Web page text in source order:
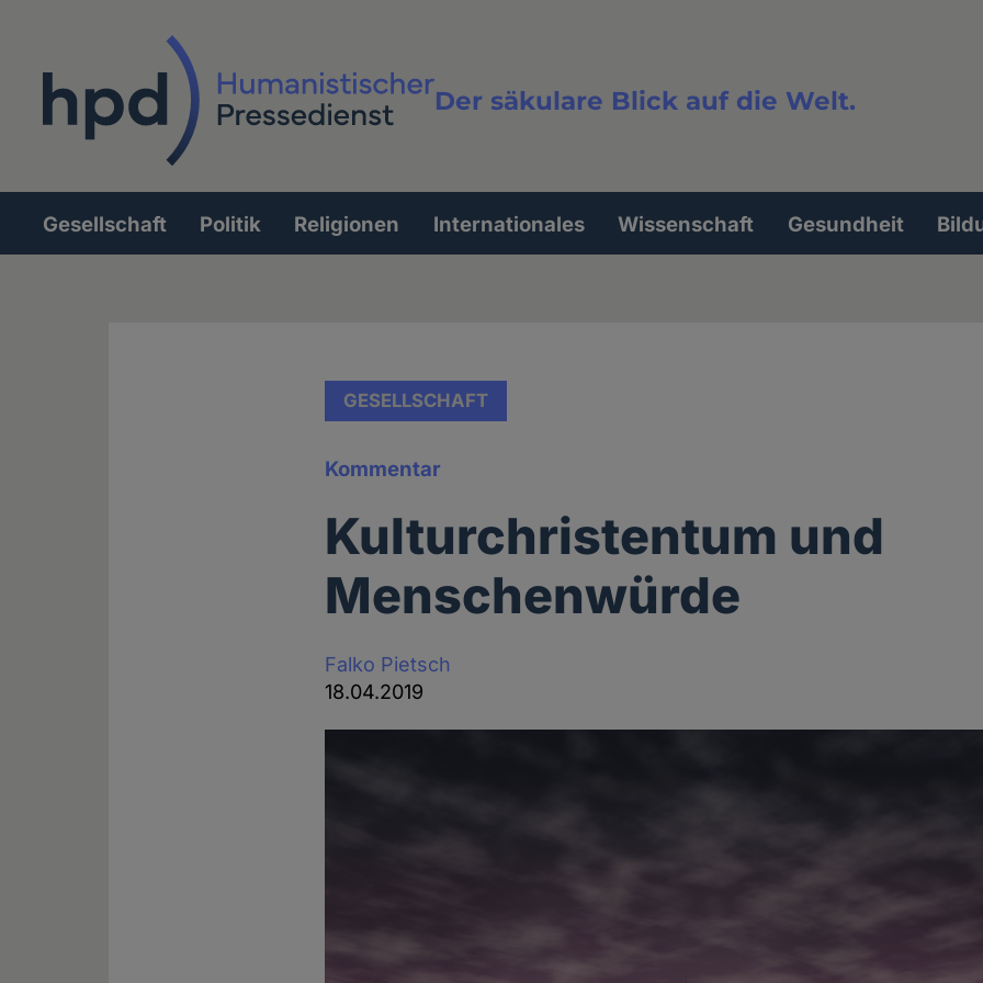
Der säkulare Blick auf die Welt.
Volltextsuche
Hauptnavigation
Gesellschaft Politik Religionen Internationales Wissenschaft Gesundheit
GESELLSCHAFT
Kommentar
Kulturchristentum und
Menschenwürde
Falko Pietsch
18.04.2019